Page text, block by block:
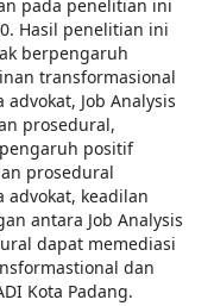
pada penelitian ini
Hasil penelitian ini
berpengaruh
transformasional
Job Analysis
prosedural,
positif
prosedural
keadilan
antara Job Analysis
dapat memediasi
dan
Kota Padang.